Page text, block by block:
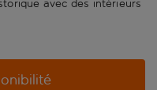
avec des intérieurs